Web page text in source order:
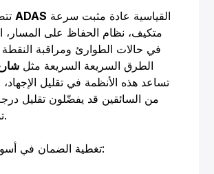
- تتضمن أنظمةADAS
متكيف، نظام الحفاظ على المسار،
في حالات الطوارئ ومراقبة النقطة
الطرق السريعة السريعة مثل
تساعد هذه الأنظمة في تقليل
من السائقين قد يفضّلون تقليل
تمركز المسار.
- تغطية الضمان في أسواق التصدير: